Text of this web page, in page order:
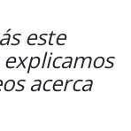
este
acerca